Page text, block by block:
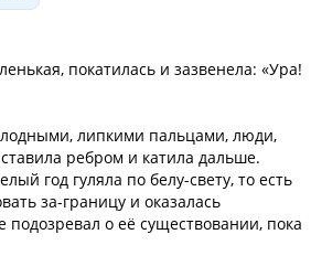
покатилась и зазвенела: «Ура!
липкими пальцами, люди,
ребром и катила дальше.
год гуляла по белу-свету, то есть
за-границу и оказалась
о её существовании, пока